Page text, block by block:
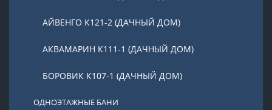
АЙВЕНГО К121-2 (ДАЧНЫЙ ДОМ)
АКВАМАРИН К111-1 (ДАЧНЫЙ ДОМ)
БОРОВИК К107-1 (ДАЧНЫЙ ДОМ)
ОДНОЭТАЖНЫЕ БАНИ